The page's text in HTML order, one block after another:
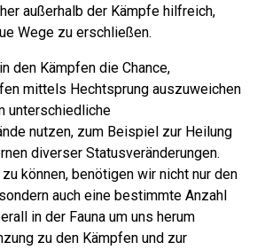
außerhalb der Kämpfe hilfreich,
Wege zu erschließen.
den Kämpfen die Chance,
mittels Hechtsprung auszuweichen
unterschiedliche
nutzen, zum Beispiel zur Heilung
diverser Statusveränderungen.
können, benötigen wir nicht nur den
auch eine bestimmte Anzahl
in der Fauna um uns herum
zu den Kämpfen und zur